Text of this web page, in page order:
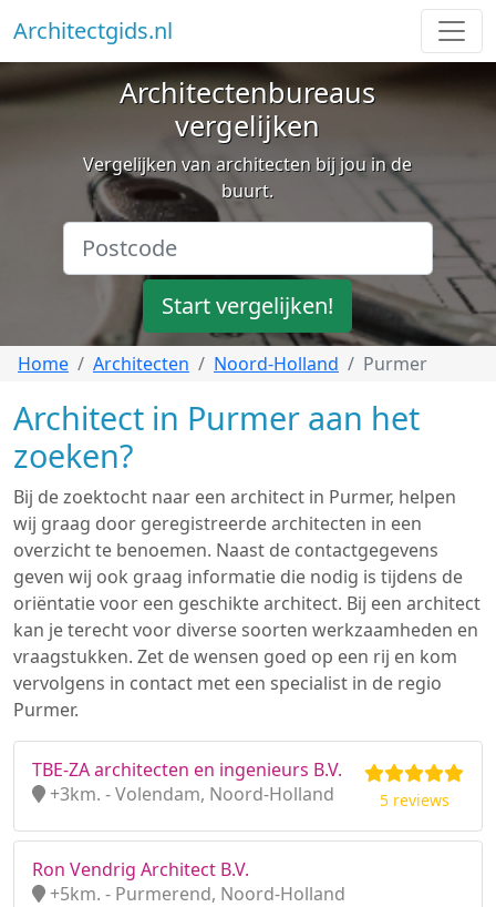
Architectgids.nl
Architectenbureaus
vergelijken
Vergelijken van architecten bij jou in de
buurt.
Start vergelijken!
Home Architecten Noord-Holland Purmer
Architect in Purmer aan het
zoeken?
Bij de zoektocht naar een architect in Purmer, helpen
wij graag door geregistreerde architecten in een
overzicht te benoemen. Naast de contactgegevens
geven wij ook graag informatie die nodig is tijdens de
oriëntatie voor een geschikte architect. Bij een architect
kan je terecht voor diverse soorten werkzaamheden en
vraagstukken. Zet de wensen goed op een rij en kom
vervolgens in contact met een specialist in de regio
Purmer.
TBE-ZA architecten en ingenieurs B.V.
+3km. - Volendam, Noord-Holland
5 reviews
Ron Vendrig Architect B.V.
+5km. - Purmerend, Noord-Holland